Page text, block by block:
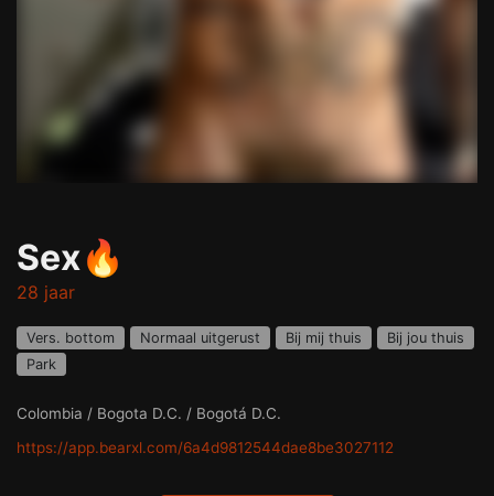
Sex🔥
28 jaar
Vers. bottom Normaal uitgerust Bij mij thuis
Bij jou thuis
Park
Colombia / Bogota D.C. / Bogotá D.C.
https://app.bearxl.com/6a4d9812544dae8be3027112